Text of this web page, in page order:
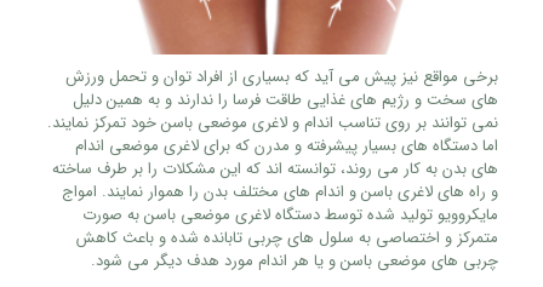
برخی مواقع نیز پیش می آید که بسیاری از افراد توان و تحمل ورزش
های سخت و رژیم های غذایی طاقت فرسا را ندارند و به همین دلیل
نمی توانند بر روی تناسب اندام و لاغری موضعی باسن خود تمرکز نمایند.
اما دستگاه های بسیار پیشرفته و مدرن که برای لاغری موضعی اندام
های بدن به کار می روند، توانسته اند که این مشکلات را بر طرف ساخته
و راه های لاغری باسن و اندام های مختلف بدن را هموار نمایند. امواج
مایکروویو تولید شده توسط دستگاه لاغری موضعی باسن به صورت
متمرکز و اختصاصی به سلول های چربی تابانده شده و باعث کاهش
چربی های موضعی باسن و یا هر اندام مورد هدف دیگر می شود.